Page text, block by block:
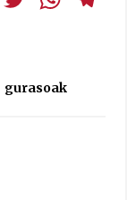
gurasoak